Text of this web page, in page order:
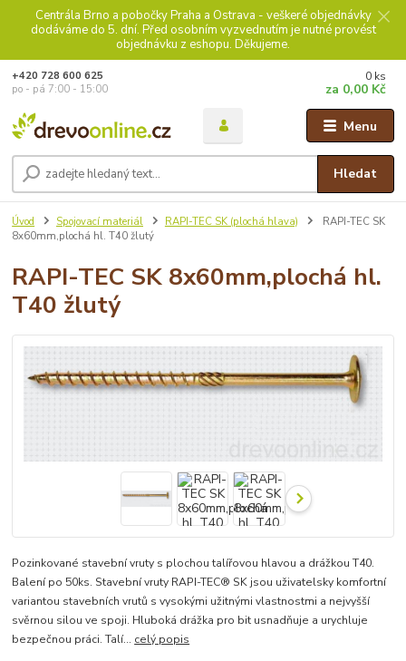
Centrála Brno a pobočky Praha a Ostrava - veškeré objednávky
dodáváme do 5. dní. Před osobním vyzvednutím je nutné provést
objednávku z eshopu. Děkujeme.
Menu
Hledat
+420 728 600 625
po - pá 7:00 - 15:00
0 ks
za 0,00 Kč
Úvod Spojovací materiál RAPI-TEC SK (plochá hlava)
RAPI-TEC SK
8x60mm,plochá hl. T40 žlutý
RAPI-TEC SK 8x60mm,plochá hl.
T40 žlutý
Pozinkované stavební vruty s plochou talířovou hlavou a drážkou T40.
Balení po 50ks. Stavební vruty RAPI-TEC® SK jsou uživatelsky komfortní
variantou stavebních vrutů s vysokými užitnými vlastnostmi a nejvyšší
svěrnou silou ve spoji. Hluboká drážka pro bit usnadňuje a urychluje
bezpečnou práci. Talí... celý popis